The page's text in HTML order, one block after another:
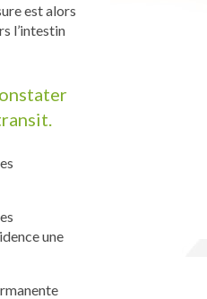
est alors
l’intestin
une